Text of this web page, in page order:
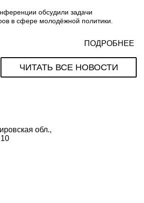
обсудили задачи
в сфере молодёжной политики.
ПОДРОБНЕЕ
ЧИТАТЬ ВСЕ НОВОСТИ
обл.,